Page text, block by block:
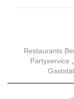
Restaurants
Partyservice